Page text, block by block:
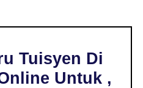
Tuisyen Di
Untuk ,